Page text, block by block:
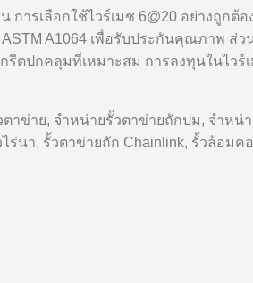
รเลือกใช้ไวร์เมช 6@20 อย่างถูกต้อ
A1064 เพื่อรับประกันคุณภาพ ส่
ตปกคลุมที่เหมาะสม การลงทุนในไว
ตาข่าย, จำหน่ายรั้วตาข่ายถักปม, จำห
ไร่นา, รั้วตาข่ายถัก Chainlink, รั้วล้อ